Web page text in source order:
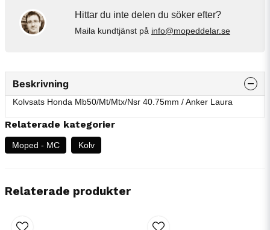
Hittar du inte delen du söker efter?
Maila kundtjänst på info@mopeddelar.se
Beskrivning
Kolvsats Honda Mb50/Mt/Mtx/Nsr 40.75mm / Anker Laura
Relaterade kategorier
Moped - MC Kolv
Relaterade produkter